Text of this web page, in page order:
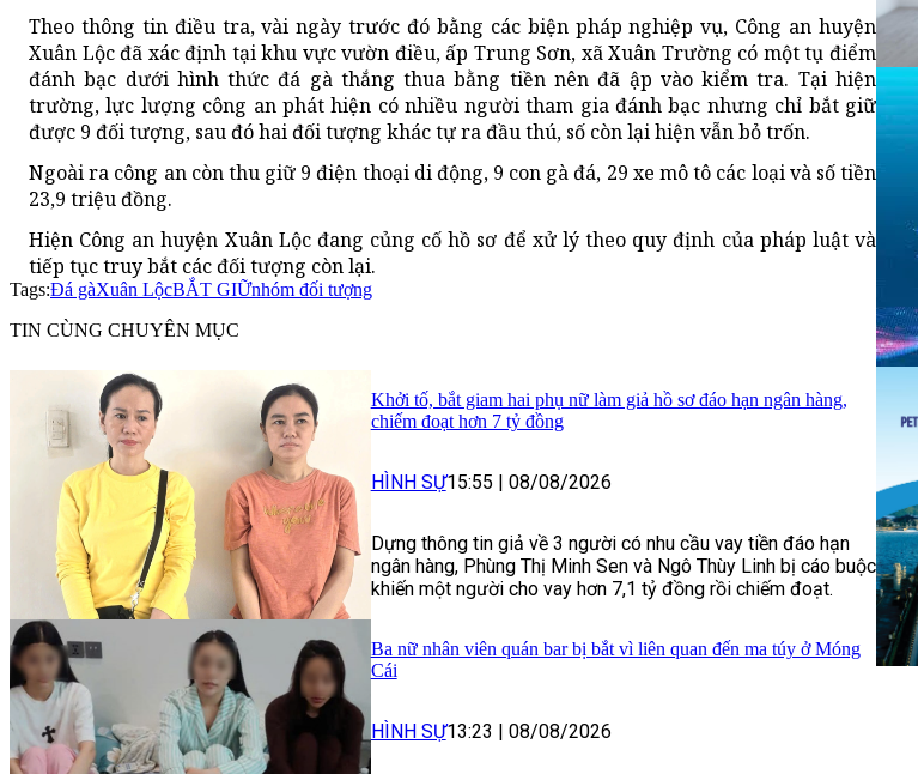
Theo thông tin điều tra, vài ngày trước đó bằng các biện pháp nghiệp vụ, Công an huyện
Xuân Lộc đã xác định tại khu vực vườn điều, ấp Trung Sơn, xã Xuân Trường có một tụ điểm
đánh bạc dưới hình thức đá gà thắng thua bằng tiền nên đã ập vào kiểm tra. Tại hiện
trường, lực lượng công an phát hiện có nhiều người tham gia đánh bạc nhưng chỉ bắt giữ
được 9 đối tượng, sau đó hai đối tượng khác tự ra đầu thú, số còn lại hiện vẫn bỏ trốn.
Ngoài ra công an còn thu giữ 9 điện thoại di động, 9 con gà đá, 29 xe mô tô các loại và số tiền
23,9 triệu đồng.
Hiện Công an huyện Xuân Lộc đang củng cố hồ sơ để xử lý theo quy định của pháp luật và
tiếp tục truy bắt các đối tượng còn lại.
Tags:Đá gàXuân LộcBẮT GIỮnhóm đối tượng
TIN CÙNG CHUYÊN MỤC
Khởi tố, bắt giam hai phụ nữ làm giả hồ sơ đáo hạn ngân hàng,
chiếm đoạt hơn 7 tỷ đồng
HÌNH SỰ15:55 | 08/08/2026
Dựng thông tin giả về 3 người có nhu cầu vay tiền đáo hạn
ngân hàng, Phùng Thị Minh Sen và Ngô Thùy Linh bị cáo buộc
khiến một người cho vay hơn 7,1 tỷ đồng rồi chiếm đoạt.
Ba nữ nhân viên quán bar bị bắt vì liên quan đến ma túy ở Móng
Cái
HÌNH SỰ13:23 | 08/08/2026